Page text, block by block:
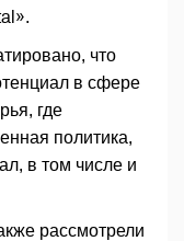
что
в сфере
где
политика,
в том числе и
рассмотрели